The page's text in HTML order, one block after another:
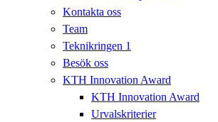
Kontakta oss
Team
Teknikringen 1
Besök oss
KTH Innovation Award
KTH Innovation Award
Urvalskriterier